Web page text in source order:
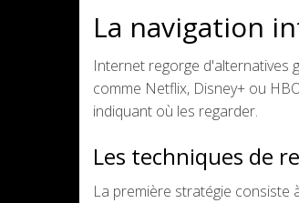
La navigation
Internet regorge d'alternatives
comme Netflix, Disney+ ou
indiquant où les regarder.
Les techniques de
La première stratégie consiste